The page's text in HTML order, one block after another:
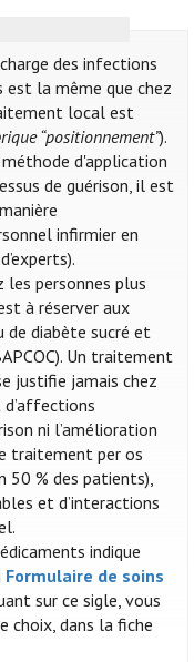
des infections
est la même que chez
local est
“positionnement”).
d'application
de guérison, il est
infirmier en
les personnes plus
à réserver aux
de diabète sucré et
Un traitement
justifie jamais chez
d’affections
ni l’amélioration
traitement per os
50 % des patients),
et d’interactions
indique
Formulaire de soins
sur ce sigle, vous
choix, dans la fiche